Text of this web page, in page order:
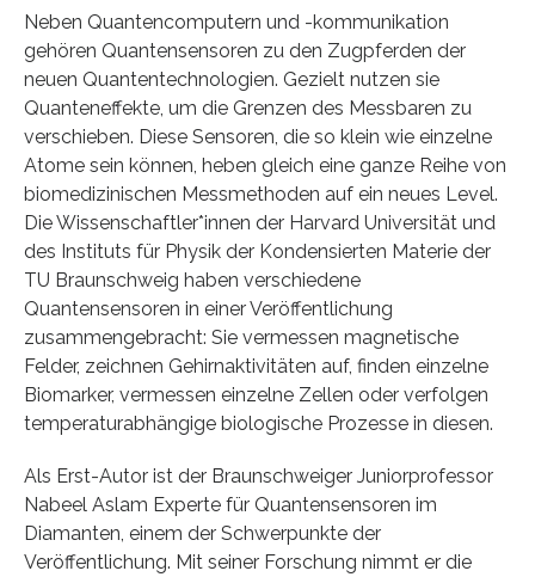
Neben Quantencomputern und -kommunikation
gehören Quantensensoren zu den Zugpferden der
neuen Quantentechnologien. Gezielt nutzen sie
Quanteneffekte, um die Grenzen des Messbaren zu
verschieben. Diese Sensoren, die so klein wie einzelne
Atome sein können, heben gleich eine ganze Reihe von
biomedizinischen Messmethoden auf ein neues Level.
Die Wissenschaftler*innen der Harvard Universität und
des Instituts für Physik der Kondensierten Materie der
TU Braunschweig haben verschiedene
Quantensensoren in einer Veröffentlichung
zusammengebracht: Sie vermessen magnetische
Felder, zeichnen Gehirnaktivitäten auf, finden einzelne
Biomarker, vermessen einzelne Zellen oder verfolgen
temperaturabhängige biologische Prozesse in diesen.
Als Erst-Autor ist der Braunschweiger Juniorprofessor
Nabeel Aslam Experte für Quantensensoren im
Diamanten, einem der Schwerpunkte der
Veröffentlichung. Mit seiner Forschung nimmt er die